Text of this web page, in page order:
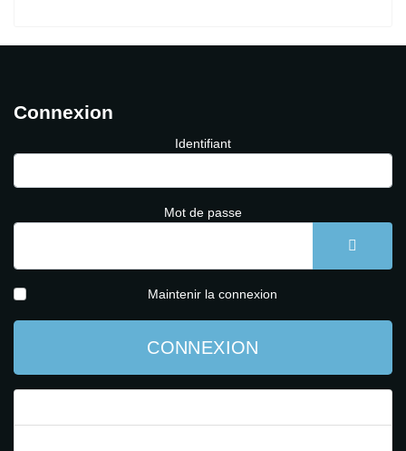
Connexion
Identifiant
Mot de passe
Maintenir la connexion
CONNEXION